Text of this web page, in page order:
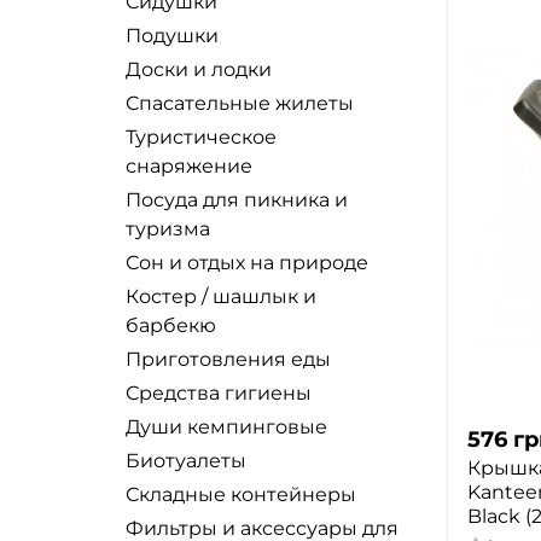
AceCamp
Summit
SureFire
Trimm
Black Diamond
Primus
Easy Camp
Robens
Kilnex
Nite ize
Coleman
Kovea
Silva
Фонари
Шатры
Элементы питания и ЗУ
Гидратор
Пончо
Товары для туризма
Средства гигиены
Туристические горелки
Туристические аксессуары
Еда туристическая
Тележки
Коврики, матрасы,
подушки
Дорожные сумки и
Системы приготовления
пищи
Сковородки
Чайники
Плитки
Аксессуары для
туристических горелок
Газовые баллоны
Завтраки
Первые блюда
Снеки
Гамаки
Кресла
Туристические
раскладушки
Подушки
Доски и лодки
Спасательные жилеты
Туристическое
снаряжение
Посуда для пикника и
туризма
Сон и отдых на природе
Костер / шашлык и
барбекю
Приготовления еды
Средства гигиены
Души кемпинговые
Биотуалеты
Складные контейнеры
Фильтры и аксессуары для
576
Black